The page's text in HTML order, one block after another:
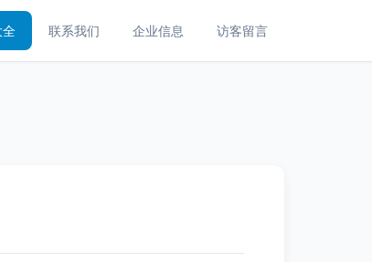
全 联系我们 企业信息 访客留言